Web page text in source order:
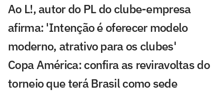
Ao L!, autor do PL do clube-empresa
afirma: 'Intenção é oferecer modelo
moderno, atrativo para os clubes'
Copa América: confira as reviravoltas do
torneio que terá Brasil como sede